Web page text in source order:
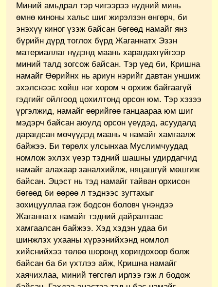
Миний амьдрал тэр чигээрээ нүдний минь
өмнө киноны хальс шиг жирэлзэн өнгөрч, би
энэхүү киног үзэж байсан бөгөөд намайг янз
бүрийн дүрд тоглох бүрд Жаганнатх Эзэн
материаллаг нүдэнд маань харагдахгүйгээр
миний талд зогсож байсан. Тэр үед би, Кришна
намайг Өөрийнх нь ариун нэрийг давтан уншиж
эхэлснээс хойш нэг хором ч орхиж байгаагүй
гэдгийг ойлгоод цохилтонд орсон юм. Тэр хэзээ
үргэлжид, намайг өөрийгөө ганцаараа юм шиг
мэдэрч байсан аюулд орсон үеүдэд, асуудалд
дарагдсан мөчүүдэд маань ч намайг хамгаалж
байжээ. Би төрөлх улсынхаа Муслимчуудад
номлож эхлэх үеэр тэдний шашны удирдагчид
намайг алахаар заналхийлж, няцашгүй мөшгиж
байсан. Эцэст нь тэд намайг тайван орхисон
бөгөөд би өөрөө л тэднээс зугтахыг
зохицууллаа гэж бодсон боловч үнэндээ
Жаганнатх намайг тэдний дайралтаас
хамгаалсан байжээ. Хэд хэдэн удаа би
шинжлэх ухааны хүрээнийхэнд номлол
хийснийхээ төлөө шоронд хоригдохоор болж
байсан ба би үхтлээ айж, Кришна намайг
хаячихлаа, миний төгсгөл ирлээ гэж л бодож